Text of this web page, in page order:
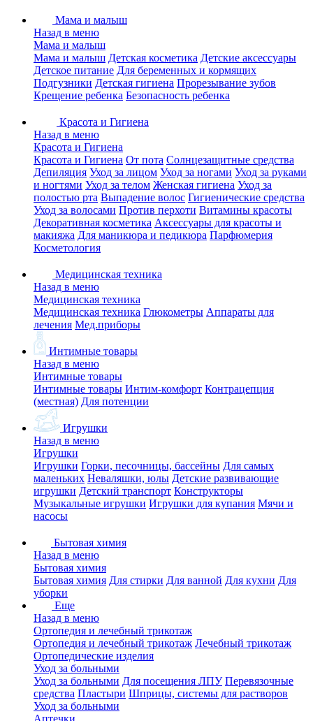
Мама и малыш
Назад в меню
Мама и малыш
Мама и малыш Детская косметика Детские аксессуары
Детское питание Для беременных и кормящих
Подгузники Детская гигиена Прорезывание зубов
Крещение ребенка Безопасность ребенка
Красота и Гигиена
Назад в меню
Красота и Гигиена
Красота и Гигиена От пота Солнцезащитные средства
Депиляция Уход за лицом Уход за ногами Уход за руками
и ногтями Уход за телом Женская гигиена Уход за
полостью рта Выпадение волос Гигиенические средства
Уход за волосами Против перхоти Витамины красоты
Декоративная косметика Аксессуары для красоты и
макияжа Для маникюра и педикюра Парфюмерия
Косметология
Медицинская техника
Назад в меню
Медицинская техника
Медицинская техника Глюкометры Аппараты для
лечения Мед.приборы
Интимные товары
Назад в меню
Интимные товары
Интимные товары Интим-комфорт Контрацепция
(местная) Для потенции
Игрушки
Назад в меню
Игрушки
Игрушки Горки, песочницы, бассейны Для самых
маленьких Неваляшки, юлы Детские развивающие
игрушки Детский транспорт Конструкторы
Музыкальные игрушки Игрушки для купания Мячи и
насосы
Бытовая химия
Назад в меню
Бытовая химия
Бытовая химия Для стирки Для ванной Для кухни Для
уборки
Еще
Назад в меню
Ортопедия и лечебный трикотаж
Ортопедия и лечебный трикотаж Лечебный трикотаж
Ортопедические изделия
Уход за больными
Уход за больными Для посещения ЛПУ Перевязочные
средства Пластыри Шприцы, системы для растворов
Уход за больными
Аптечки